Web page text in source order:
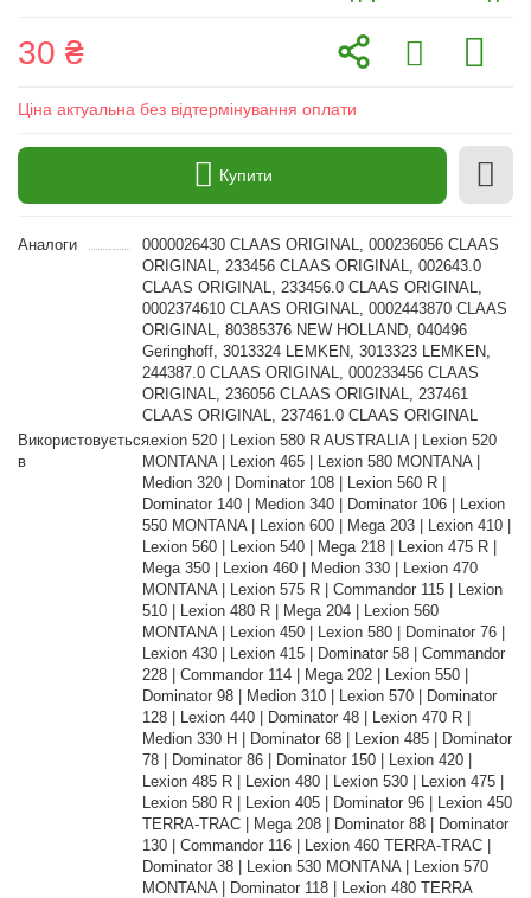
30 ₴
Ціна актуальна без відтермінування оплати
Купити
Аналоги
0000026430 CLAAS ORIGINAL, 000236056 CLAAS
ORIGINAL, 233456 CLAAS ORIGINAL, 002643.0
CLAAS ORIGINAL, 233456.0 CLAAS ORIGINAL,
0002374610 CLAAS ORIGINAL, 0002443870 CLAAS
ORIGINAL, 80385376 NEW HOLLAND, 040496
Geringhoff, 3013324 LEMKEN, 3013323 LEMKEN,
244387.0 CLAAS ORIGINAL, 000233456 CLAAS
ORIGINAL, 236056 CLAAS ORIGINAL, 237461
CLAAS ORIGINAL, 237461.0 CLAAS ORIGINAL
Використовується
в
Lexion 520 | Lexion 580 R AUSTRALIA | Lexion 520
MONTANA | Lexion 465 | Lexion 580 MONTANA |
Medion 320 | Dominator 108 | Lexion 560 R |
Dominator 140 | Medion 340 | Dominator 106 | Lexion
550 MONTANA | Lexion 600 | Mega 203 | Lexion 410 |
Lexion 560 | Lexion 540 | Mega 218 | Lexion 475 R |
Mega 350 | Lexion 460 | Medion 330 | Lexion 470
MONTANA | Lexion 575 R | Commandor 115 | Lexion
510 | Lexion 480 R | Mega 204 | Lexion 560
MONTANA | Lexion 450 | Lexion 580 | Dominator 76 |
Lexion 430 | Lexion 415 | Dominator 58 | Commandor
228 | Commandor 114 | Mega 202 | Lexion 550 |
Dominator 98 | Medion 310 | Lexion 570 | Dominator
128 | Lexion 440 | Dominator 48 | Lexion 470 R |
Medion 330 H | Dominator 68 | Lexion 485 | Dominator
78 | Dominator 86 | Dominator 150 | Lexion 420 |
Lexion 485 R | Lexion 480 | Lexion 530 | Lexion 475 |
Lexion 580 R | Lexion 405 | Dominator 96 | Lexion 450
TERRA-TRAC | Mega 208 | Dominator 88 | Dominator
130 | Commandor 116 | Lexion 460 TERRA-TRAC |
Dominator 38 | Lexion 530 MONTANA | Lexion 570
MONTANA | Dominator 118 | Lexion 480 TERRA